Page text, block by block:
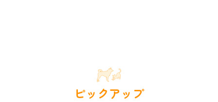
ピックアップ